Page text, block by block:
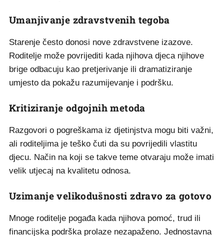
Umanjivanje zdravstvenih tegoba
Starenje često donosi nove zdravstvene izazove.
Roditelje može povrijediti kada njihova djeca njihove
brige odbacuju kao pretjerivanje ili dramatiziranje
umjesto da pokažu razumijevanje i podršku.
Kritiziranje odgojnih metoda
Razgovori o pogreškama iz djetinjstva mogu biti važni,
ali roditeljima je teško čuti da su povrijedili vlastitu
djecu. Način na koji se takve teme otvaraju može imati
velik utjecaj na kvalitetu odnosa.
Uzimanje velikodušnosti zdravo za gotovo
Mnoge roditelje pogađa kada njihova pomoć, trud ili
financijska podrška prolaze nezapaženo. Jednostavna